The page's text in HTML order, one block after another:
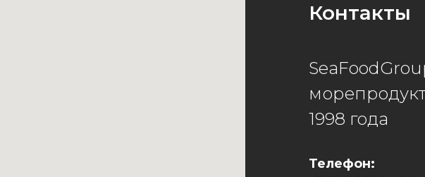
Контакты
1998 года
Телефон: